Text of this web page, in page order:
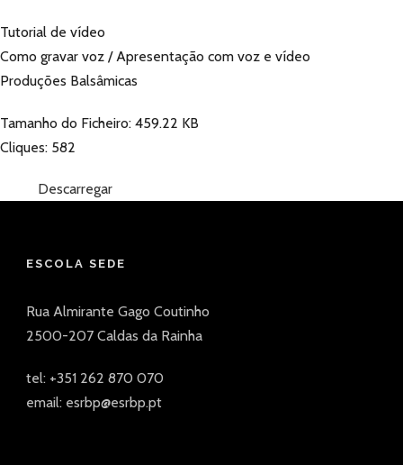
Tutorial de vídeo
Como gravar voz / Apresentação com voz e vídeo
Produções Balsâmicas
Tamanho do Ficheiro: 459.22 KB
Cliques: 582
Descarregar
ESCOLA SEDE
Rua Almirante Gago Coutinho
2500-207 Caldas da Rainha
tel: +351 262 870 070
email: esrbp@esrbp.pt